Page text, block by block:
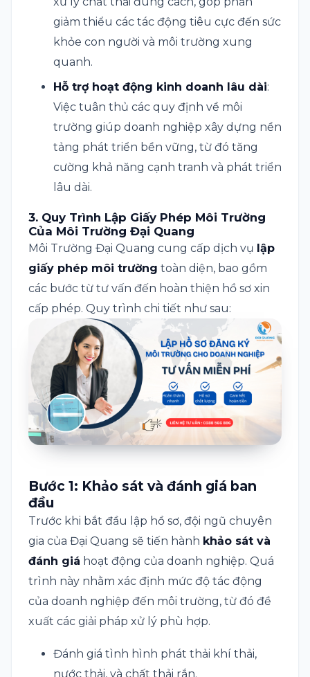
giảm thiểu các tác động tiêu cực đến sức
khỏe con người và môi trường xung
quanh.
Hỗ trợ hoạt động kinh doanh lâu dài:
Việc tuân thủ các quy định về môi
trường giúp doanh nghiệp xây dựng nền
tảng phát triển bền vững, từ đó tăng
cường khả năng cạnh tranh và phát triển
lâu dài.
3. Quy Trình Lập Giấy Phép Môi Trường
Của Môi Trường Đại Quang
Môi Trường Đại Quang cung cấp dịch vụ lập
giấy phép môi trường toàn diện, bao gồm
các bước từ tư vấn đến hoàn thiện hồ sơ xin
cấp phép. Quy trình chi tiết như sau:
Bước 1: Khảo sát và đánh giá ban
đầu
Trước khi bắt đầu lập hồ sơ, đội ngũ chuyên
gia của Đại Quang sẽ tiến hành khảo sát và
đánh giá hoạt động của doanh nghiệp. Quá
trình này nhằm xác định mức độ tác động
của doanh nghiệp đến môi trường, từ đó đề
xuất các giải pháp xử lý phù hợp.
Đánh giá tình hình phát thải khí thải,
nước thải, và chất thải rắn.